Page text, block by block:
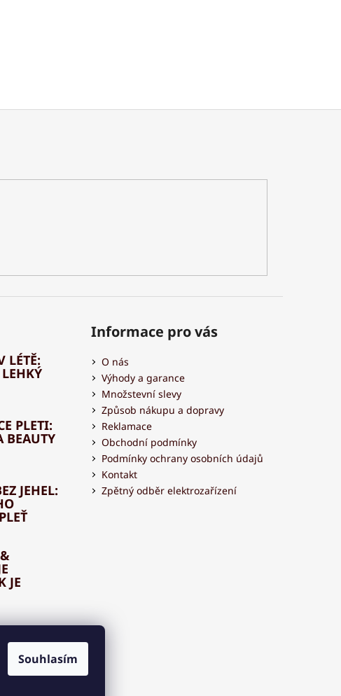
Souhlasím
LÉTĚ:
PLETI:
BEAUTY
JEHEL:
JE
S
Informace pro vás
O nás
Výhody a garance
Množstevní slevy
Způsob nákupu a dopravy
Reklamace
Obchodní podmínky
Podmínky ochrany osobních údajů
Kontakt
Zpětný odběr elektrozařízení